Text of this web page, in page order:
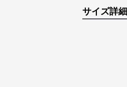
サイズ詳細